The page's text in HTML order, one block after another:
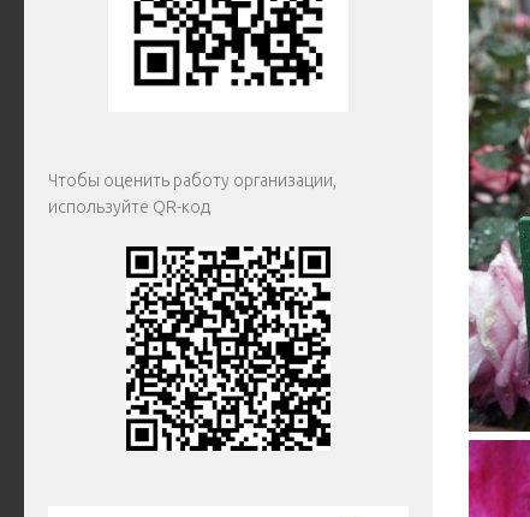
Чтобы оценить работу организации,
используйте QR-код